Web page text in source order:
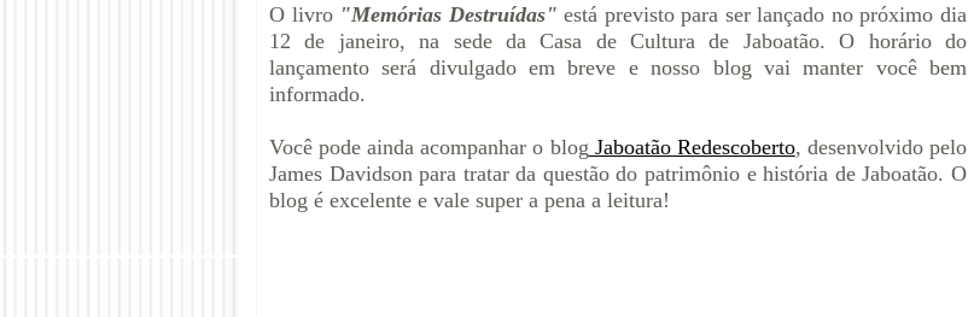
O livro "Memórias Destruídas" está previsto para ser lançado no próximo dia
12 de janeiro, na sede da Casa de Cultura de Jaboatão. O horário do
lançamento será divulgado em breve e nosso blog vai manter você bem
informado.
Você pode ainda acompanhar o blog Jaboatão Redescoberto, desenvolvido pelo
James Davidson para tratar da questão do patrimônio e história de Jaboatão. O
blog é excelente e vale super a pena a leitura!